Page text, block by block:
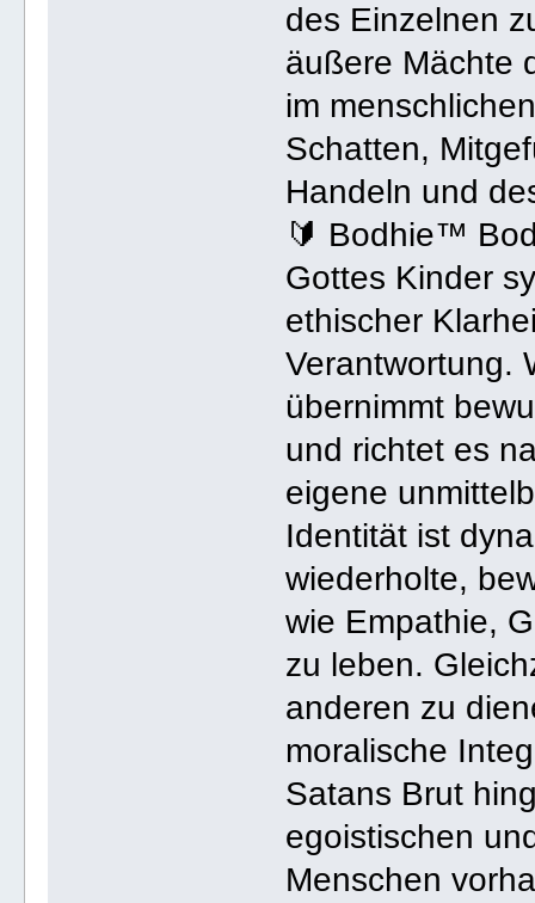
des Einzelnen
äußere Mächte
im
Schatten,
Handeln und
🔰 Bodhie™
Gottes Kinder
ethischer
Verantwortung.
übernimmt
und richtet es
eigene
Identität ist
wiederholte,
wie Empathie,
zu leben.
anderen zu
moralische
Satans Brut
egoistischen
Menschen